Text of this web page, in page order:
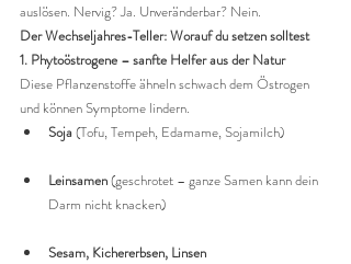
auslösen. Nervig? Ja. Unveränderbar? Nein.
Der Wechseljahres-Teller: Worauf du setzen solltest
1. Phytoöstrogene – sanfte Helfer aus der Natur
Diese Pflanzenstoffe ähneln schwach dem Östrogen
und können Symptome lindern.
Soja (Tofu, Tempeh, Edamame, Sojamilch)
Leinsamen (geschrotet – ganze Samen kann dein
Darm nicht knacken)
Sesam, Kichererbsen, Linsen